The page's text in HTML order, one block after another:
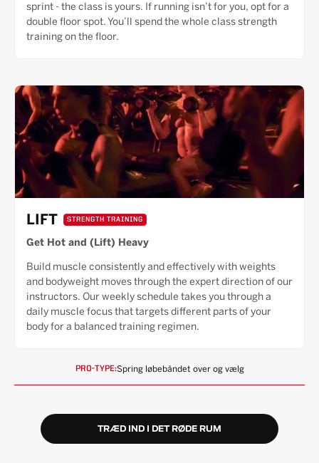
sprint - the class is yours. If running isn’t for you, opt for a
double floor spot. You’ll spend the whole class strength
training on the floor.
LIFT STRENGTH TRAINING
Get Hot and (Lift) Heavy
Build muscle consistently and effectively with weights
and bodyweight moves through the expert direction of our
instructors. Our weekly schedule takes you through a
daily muscle focus that targets different parts of your
body for a balanced training regimen.
PRO-TYPE:Spring løbebåndet over og vælg
TRÆD IND I DET RØDE RUM